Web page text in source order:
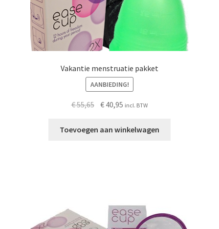
Vakantie menstruatie pakket
AANBIEDING!
€55,65 Oorspronkelijke
was:
€ 40,95 Huidige
is:
incl. BTW
Toevoegen aan winkelwagen